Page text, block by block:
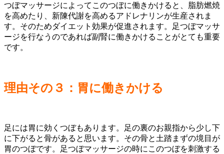
つぼマッサージによってこのつぼに働きかけると、脂肪燃焼
を高めたり、新陳代謝を高めるアドレナリンが生産されま
す。そのためダイエット効果が促進されます。足つぼマッサ
ージを行なうのであれば副腎に働きかけることがとても重要
です。
理由その３：胃に働きかける
足には胃に効くつぼもあります。足の裏のお親指から少し下
に下がると骨があると思います。その骨と土踏まずの境目が
胃のつぼです。足つぼマッサージの時にこのつぼを刺激する